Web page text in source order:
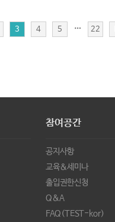
3 4 5 … 22
참여공간
공지사항
교육&세미나
출입권한신청
Q&A
FAQ(TEST-kor)